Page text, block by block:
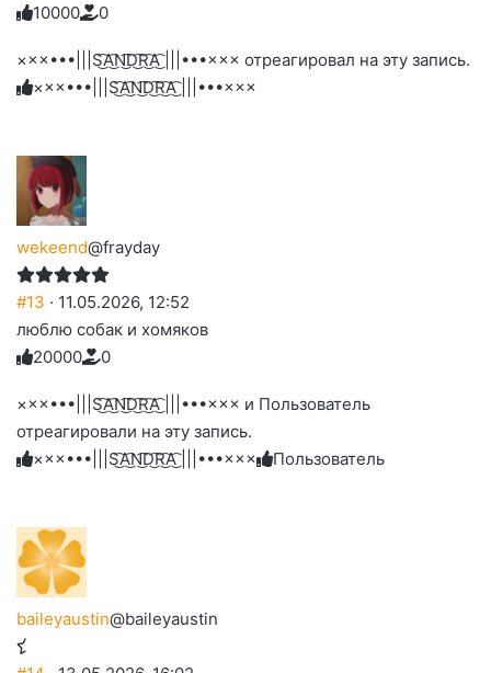
Голосуйте
вверх.
1
Нажмите
реакцию:
улыбаюсь
0
Нажмите
реакцию:
смеюсь
до
0
Нажмите
реакцию:
печаль
0
Нажмите
реакцию:
плачу
0
Нажмите
благодарю
0
×××•••|||S͜͡A͜͡N͜͡D͜͡R͜͡A͜͡ |||•••××× отреагировал на эту запись.
×××•••|||S͜͡A͜͡N͜͡D͜͡R͜͡A͜͡ |||•••×××
wekeend@frayday
#13 · 11.05.2026, 12:52
люблю собак и хомяков
Голосуйте
вверх.
2
Нажмите
реакцию:
улыбаюсь
0
Нажмите
реакцию:
смеюсь
до
слез
0
Нажмите
реакцию:
печаль
0
Нажмите
реакцию:
плачу
0
Нажмите
благодарю
0
×××•••|||S͜͡A͜͡N͜͡D͜͡R͜͡A͜͡ |||•••××× и Пользователь
отреагировали на эту запись.
×××•••|||S͜͡A͜͡N͜͡D͜͡R͜͡A͜͡ |||•••×××
Пользователь
baileyaustin@baileyaustin